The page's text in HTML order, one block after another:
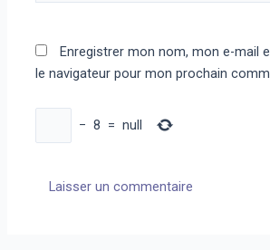
Enregistrer mon nom, mon e-mail
le navigateur pour mon prochain
− 8 = null